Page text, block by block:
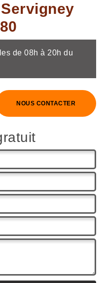
de 08h à 20h du
NOUS CONTACTER